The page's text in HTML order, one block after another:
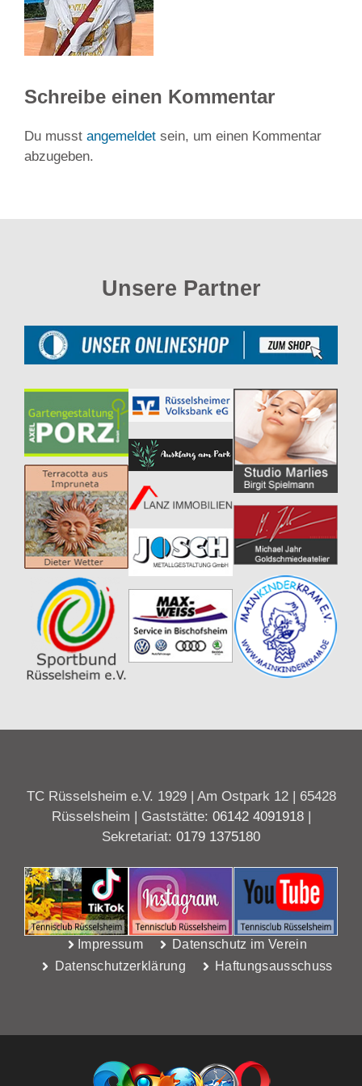
Schreibe einen Kommentar
Du musst angemeldet sein, um einen Kommentar
abzugeben.
Unsere Partner
TC Rüsselsheim e.V. 1929 | Am Ostpark 12 | 65428
Rüsselsheim | Gaststätte: 06142 4091918|
Sekretariat: 0179 1375180
Impressum
Datenschutz im Verein
Datenschutzerklärung
Haftungsausschuss